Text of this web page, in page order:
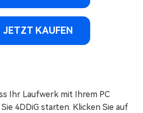
JETZT KAUFEN
Ihr Laufwerk mit Ihrem PC
4DDiG starten. Klicken Sie auf